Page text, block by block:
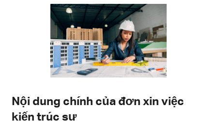
Nội dung chính của đơn xin việc
kiến trúc sư